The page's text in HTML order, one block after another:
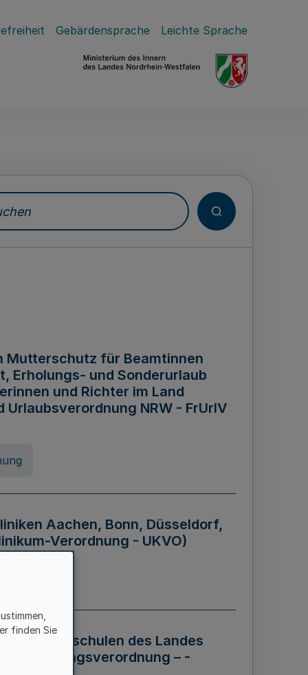
Gebärdensprache Leichte Sprache
Mutterschutz für Beamtinnen
Erholungs- und Sonderurlaub
und Richter im Land
NRW - FrUrlV
Aachen, Bonn, Düsseldorf,
Verordnung - UKVO)
der Hochschulen des Landes
– -
finden Sie